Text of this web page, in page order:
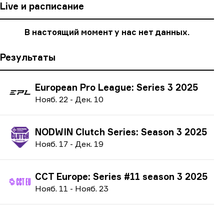
Live и расписание
В настоящий момент у нас нет данных.
Результаты
European Pro League: Series 3 2025
Нояб. 22 - Дек. 10
NODWIN Clutch Series: Season 3 2025
Нояб. 17 - Дек. 19
CCT Europe: Series #11 season 3 2025
Нояб. 11 - Нояб. 23